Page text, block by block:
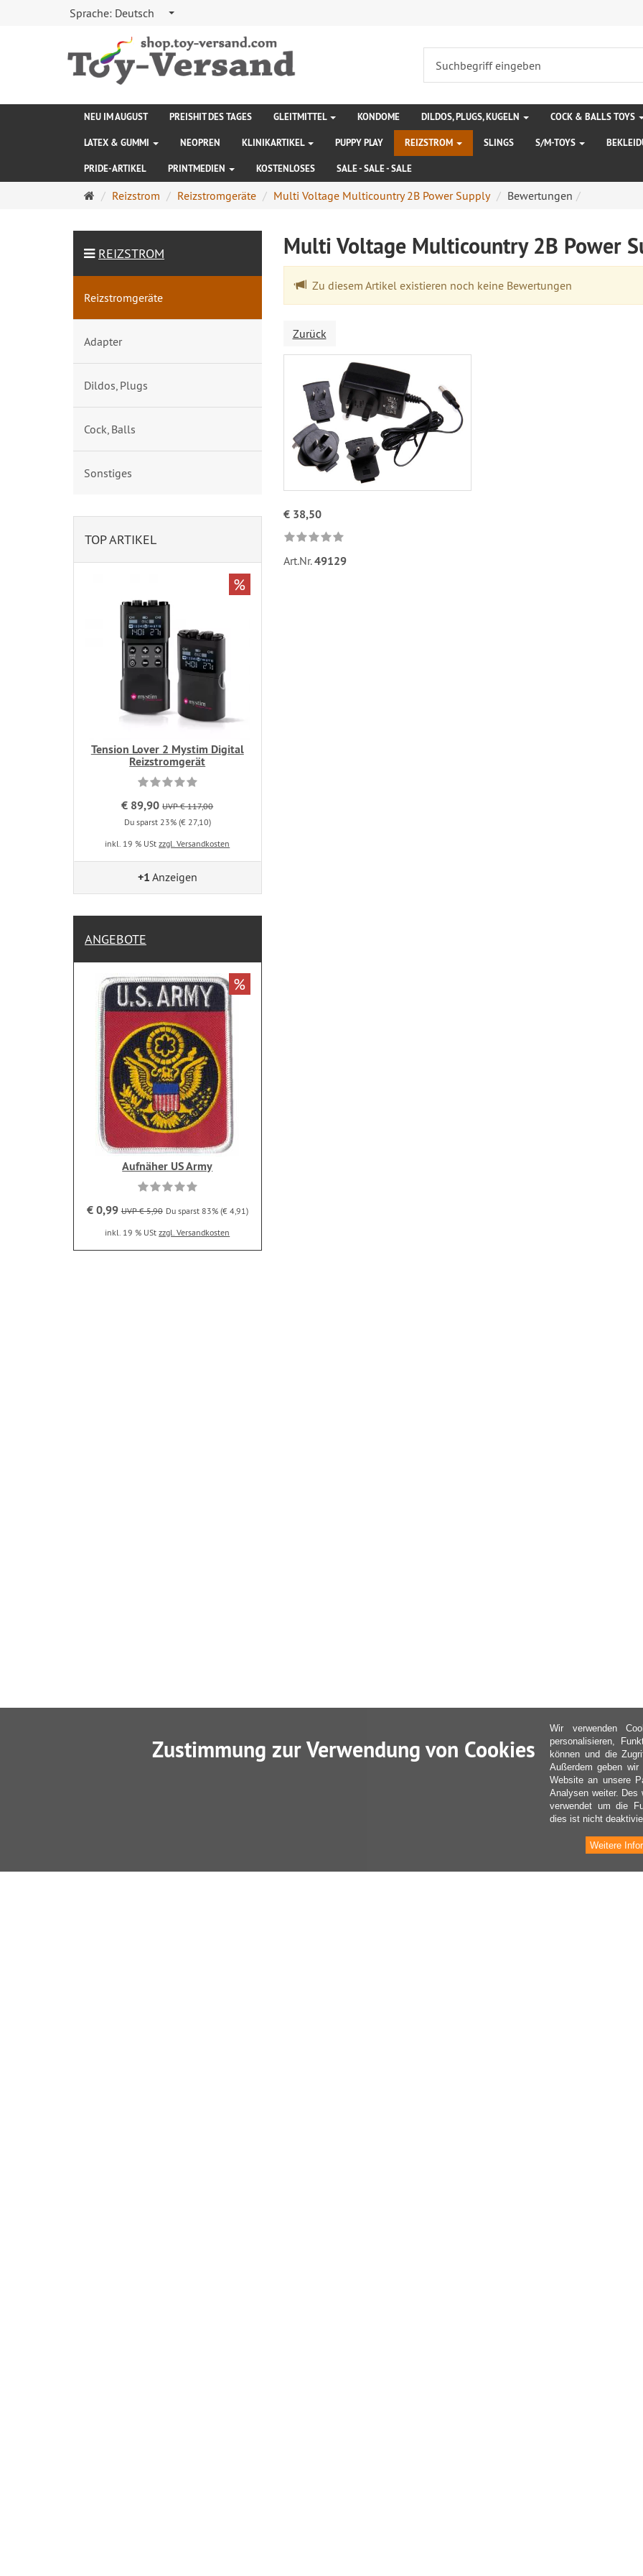
Sprache: Deutsch
NEU IM AUGUST PREISHIT DES TAGES GLEITMITTEL KONDOME DILDOS, PLUGS, KUGELN COCK & BALLS TOYS
LATEX & GUMMI NEOPREN KLINIKARTIKEL PUPPY PLAY REIZSTROM SLINGS S/M-TOYS
PRIDE-ARTIKEL PRINTMEDIEN KOSTENLOSES SALE - SALE - SALE
Startseite
Reizstrom Reizstromgeräte Multi Voltage Multicountry 2B Power Supply Bewertungen
Multi Voltage Multicountry 2B Power
Zu diesem Artikel existieren noch keine Bewertungen
Zurück
€ 38,50
Art.Nr.49129
REIZSTROM
Reizstromgeräte
Adapter
Dildos, Plugs
Cock, Balls
Sonstiges
TOP ARTIKEL
Tension Lover 2 Mystim Digital
Reizstromgerät
€ 89,90 UVP € 117,00
Du sparst 23% (€ 27,10)
inkl. 19 % UStzzgl. Versandkosten
%
+1 Anzeigen
ANGEBOTE
Aufnäher US Army
€ 0,99 UVP € 5,90 Du sparst 83% (€ 4,91)
inkl. 19 % UStzzgl. Versandkosten
%
Zustimmung zur Verwendung von Cookies
Wir verwenden
personalisieren,
können und die
Außerdem geben
Website an unsere
Analysen weiter. Des
verwendet um die
dies ist nicht
Weitere